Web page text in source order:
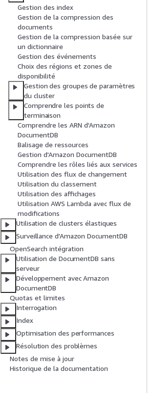
Gestion des index
Gestion de la compression des
documents
Gestion de la compression basée sur
un dictionnaire
Gestion des événements
Choix des régions et zones de
disponibilité
Gestion des groupes de paramètres
du cluster
Comprendre les points de
terminaison
Comprendre les ARN d'Amazon
DocumentDB
Balisage de ressources
Gestion d'Amazon DocumentDB
Comprendre les rôles liés aux services
Utilisation des flux de changement
Utilisation du classement
Utilisation des affichages
Utilisation AWS Lambda avec flux de
modifications
Utilisation de clusters élastiques
Surveillance d'Amazon DocumentDB
OpenSearch intégration
Utilisation de DocumentDB sans
serveur
Développement avec Amazon
DocumentDB
Quotas et limites
Interrogation
Index
Optimisation des performances
Résolution des problèmes
Notes de mise à jour
Historique de la documentation